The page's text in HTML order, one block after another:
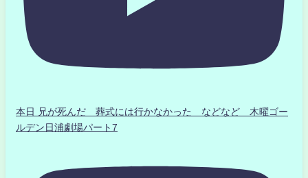
本日 兄が死んだ 葬式には行かなかった などなど 木曜ゴー
ルデン日浦劇場パート7